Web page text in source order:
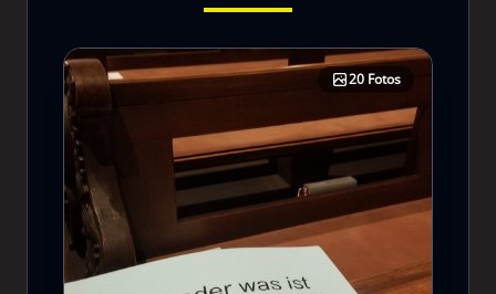
20 Fotos